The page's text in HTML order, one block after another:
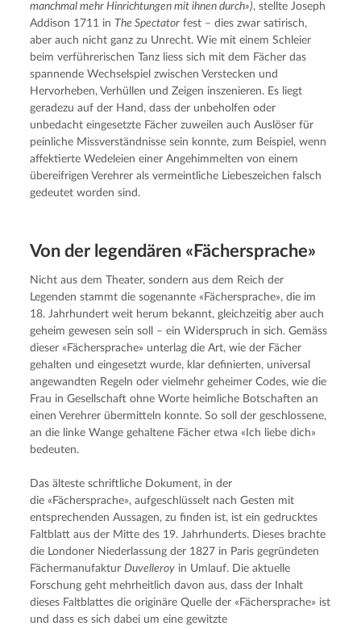
manchmal mehr Hinrichtungen mit ihnen durch»), stellte Joseph
Addison 1711 in The Spectator fest – dies zwar satirisch,
aber auch nicht ganz zu Unrecht. Wie mit einem Schleier
beim verführerischen Tanz liess sich mit dem Fächer das
spannende Wechselspiel zwischen Verstecken und
Hervorheben, Verhüllen und Zeigen inszenieren. Es liegt
geradezu auf der Hand, dass der unbeholfen oder
unbedacht eingesetzte Fächer zuweilen auch Auslöser für
peinliche Missverständnisse sein konnte, zum Beispiel, wenn
affektierte Wedeleien einer Angehimmelten von einem
übereifrigen Verehrer als vermeintliche Liebeszeichen falsch
gedeutet worden sind.
Von der legendä­ren «Fächer­spra­che»
Nicht aus dem Theater, sondern aus dem Reich der
Legenden stammt die sogenannte «Fächersprache», die im
18. Jahrhundert weit herum bekannt, gleichzeitig aber auch
geheim gewesen sein soll – ein Widerspruch in sich. Gemäss
dieser «Fächersprache» unterlag die Art, wie der Fächer
gehalten und eingesetzt wurde, klar definierten, universal
angewandten Regeln oder vielmehr geheimer Codes, wie die
Frau in Gesellschaft ohne Worte heimliche Botschaften an
einen Verehrer übermitteln konnte. So soll der geschlossene,
an die linke Wange gehaltene Fächer etwa «Ich liebe dich»
bedeuten.
Das älteste schriftliche Dokument, in der
die «Fächersprache», aufgeschlüsselt nach Gesten mit
entsprechenden Aussagen, zu finden ist, ist ein gedrucktes
Faltblatt aus der Mitte des 19. Jahrhunderts. Dieses brachte
die Londoner Niederlassung der 1827 in Paris gegründeten
Fächermanufaktur Duvelleroy in Umlauf. Die aktuelle
Forschung geht mehrheitlich davon aus, dass der Inhalt
dieses Faltblattes die originäre Quelle der «Fächersprache» ist
und dass es sich dabei um eine gewitzte